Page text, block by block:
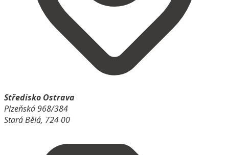
Středisko Ostrava
Plzeňská 968/384
Stará Bělá, 724 00